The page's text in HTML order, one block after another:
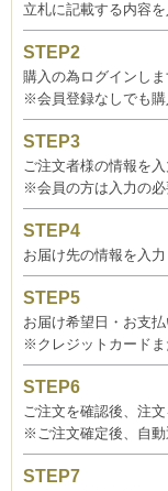
立札に記載する内容
購入の為ログインしま
※会員登録なしでも購
ご注文者様の情報を
※会員の方は入力の必
お届け先の情報を入
お届け希望日・お支
※クレジットカード
ご注文を確認後、注
※ご注文確定後、自